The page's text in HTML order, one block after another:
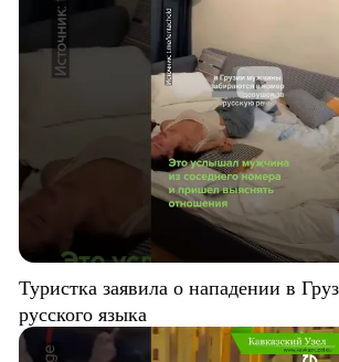
Туристка заявила о нападении в
русского языка